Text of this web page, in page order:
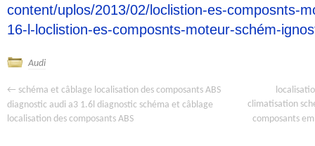
content/uplos/2013/02/loclistion-es-composnts-
16-l-loclistion-es-composnts-moteur-schém-
Audi
← schéma et câblage localisation des composants ABS
diagnostic audi a3 1.6l diagnostic schéma et câblage
localisation des composants ABS
climatisation
composants